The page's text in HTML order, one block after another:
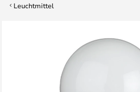
Leuchtmittel